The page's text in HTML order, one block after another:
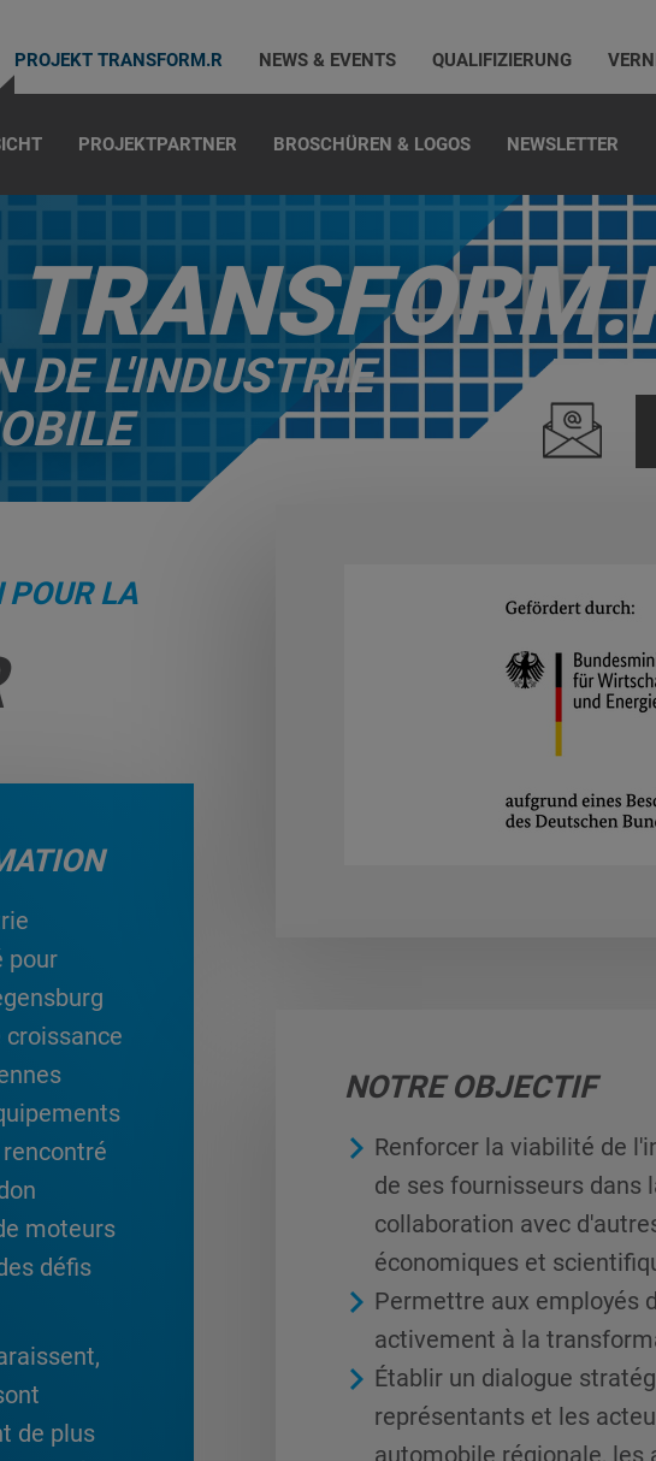
PROJEKT TRANSFORM.R
PROJEKTPARTNER BROSCHÜREN & LOGOS NEWSLETTER
NEWS & EVENTS QUALIFIZIERUNG
DE L'INDUSTRIE
POUR LA
pour
rencontré
moteurs
défis
de plus
NOTRE OBJECTIF
Renforcer la viabilité de
de ses fournisseurs dans
collaboration avec
économiques et
Permettre aux employés
activement à la
Établir un dialogue
représentants et les
automobile régionale, les